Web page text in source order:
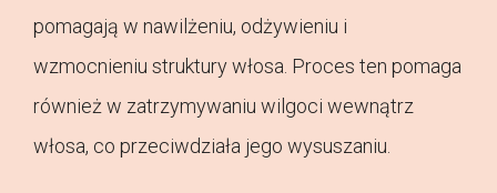
pomagają w nawilżeniu, odżywieniu i
wzmocnieniu struktury włosa. Proces ten pomaga
również w zatrzymywaniu wilgoci wewnątrz
włosa, co przeciwdziała jego wysuszaniu.